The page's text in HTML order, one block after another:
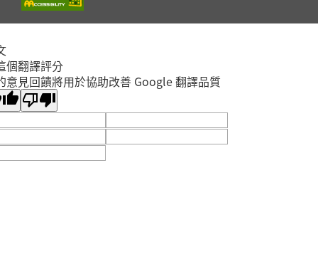
個翻譯評分
意見回饋將用於協助改善 Google 翻譯品質